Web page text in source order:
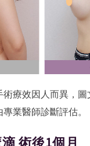
術療效因人而異，
業醫師診斷評估。
術後1個月